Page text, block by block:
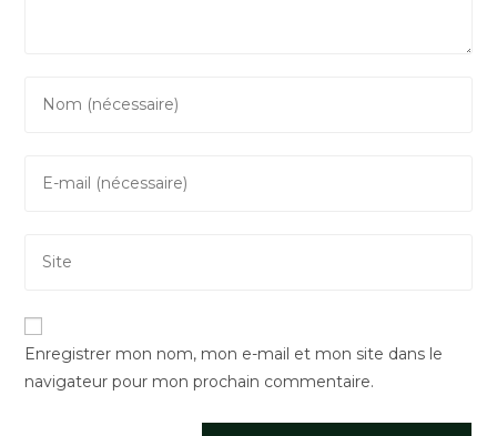
Enregistrer mon nom, mon e-mail et mon site dans le
navigateur pour mon prochain commentaire.